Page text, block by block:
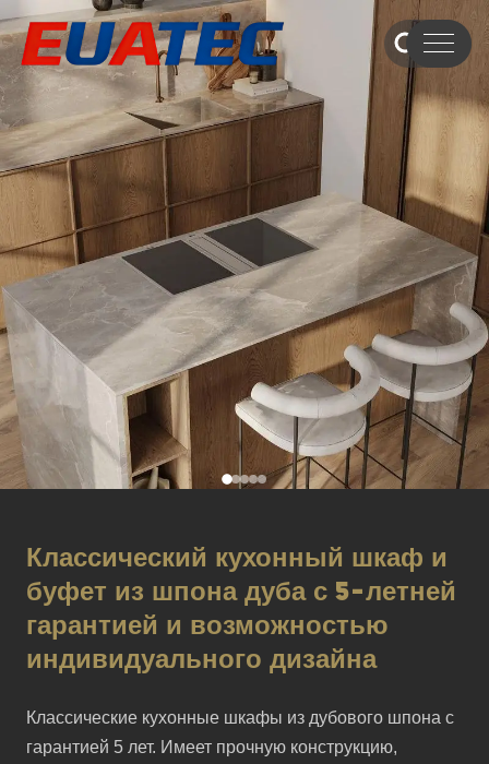
Классический кухонный шкаф и
буфет из шпона дуба с 5-летней
гарантией и возможностью
индивидуального дизайна
Классические кухонные шкафы из дубового шпона с
гарантией 5 лет. Имеет прочную конструкцию,